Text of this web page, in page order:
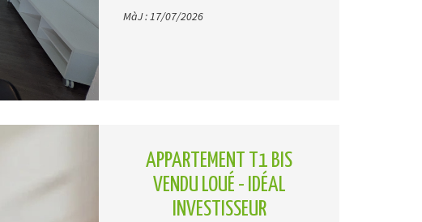
MàJ : 17/07/2026
APPARTEMENT T1 BIS
VENDU LOUÉ - IDÉAL
INVESTISSEUR